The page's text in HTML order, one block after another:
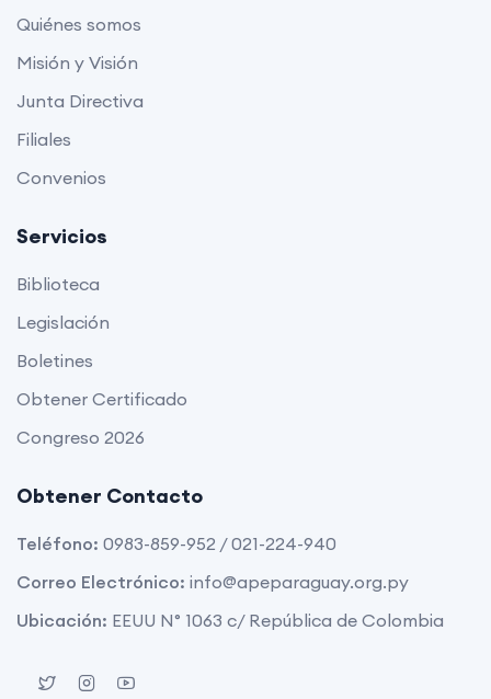
Quiénes somos
Misión y Visión
Junta Directiva
Filiales
Convenios
Servicios
Biblioteca
Legislación
Boletines
Obtener Certificado
Congreso 2026
Obtener Contacto
Teléfono: 0983-859-952 / 021-224-940
Correo Electrónico: info@apeparaguay.org.py
Ubicación: EEUU N° 1063 c/ República de Colombia